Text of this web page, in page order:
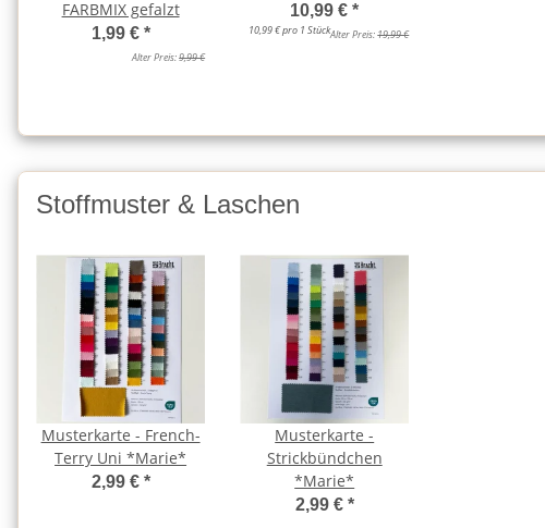
FARBMIX gefalzt
1,99 € *
Alter Preis:9,99 €
10,99 €*
10,99 € pro 1 StückAlter Preis:19,99 €
Stoffmuster & Laschen
Musterkarte - French-
Terry Uni *Marie*
2,99 € *
Musterkarte -
Strickbündchen
*Marie*
2,99 € *